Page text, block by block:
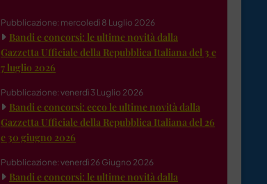
Pubblicazione: mercoledì 8 Luglio 2026
Bandi e concorsi: le ultime novità dalla
Gazzetta Ufficiale della Repubblica Italiana del 3 e
7 luglio 2026
Pubblicazione: venerdì 3 Luglio 2026
Bandi e concorsi: ecco le ultime novità dalla
Gazzetta Ufficiale della Repubblica Italiana del 26
e 30 giugno 2026
Pubblicazione: venerdì 26 Giugno 2026
Bandi e concorsi: le ultime novità dalla